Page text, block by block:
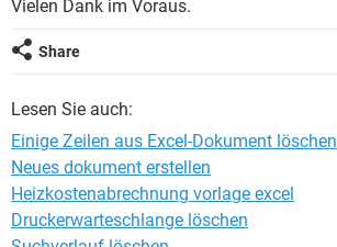
Vielen Dank im Voraus.
Share
Lesen Sie auch:
Einige Zeilen aus Excel-Dokument löschen
Neues dokument erstellen
Heizkostenabrechnung vorlage excel
Druckerwarteschlange löschen